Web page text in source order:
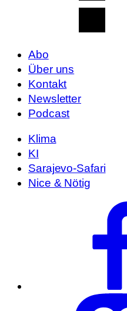
Abo
Über uns
Kontakt
Newsletter
Podcast
Klima
KI
Sarajevo-Safari
Nice & Nötig